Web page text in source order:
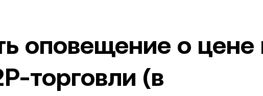
оповещение о цене
торговли (в